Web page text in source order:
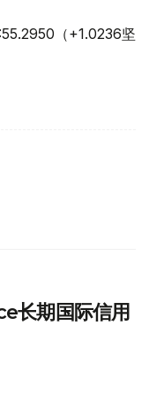
（+1.0236坚
长期国际信用